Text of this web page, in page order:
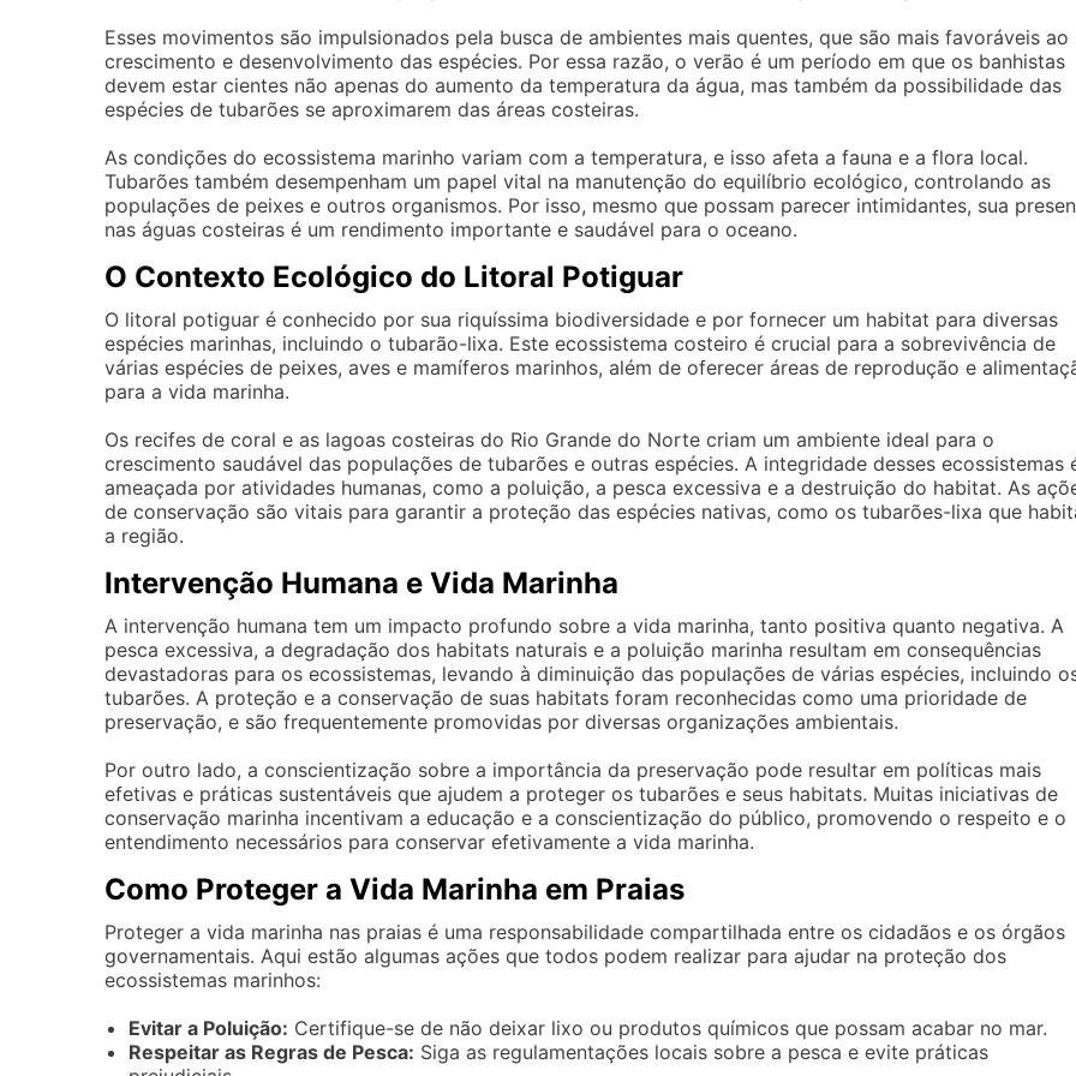
Esses movimentos são impulsionados pela busca de ambientes mais quentes, que são mais favoráveis ao
crescimento e desenvolvimento das espécies. Por essa razão, o verão é um período em que os banhistas
devem estar cientes não apenas do aumento da temperatura da água, mas também da possibilidade das
espécies de tubarões se aproximarem das áreas costeiras.
As condições do ecossistema marinho variam com a temperatura, e isso afeta a fauna e a flora local.
Tubarões também desempenham um papel vital na manutenção do equilíbrio ecológico, controlando as
populações de peixes e outros organismos. Por isso, mesmo que possam parecer intimidantes, sua
nas águas costeiras é um rendimento importante e saudável para o oceano.
O Contexto Ecológico do Litoral Potiguar
O litoral potiguar é conhecido por sua riquíssima biodiversidade e por fornecer um habitat para diversas
espécies marinhas, incluindo o tubarão-lixa. Este ecossistema costeiro é crucial para a sobrevivência de
várias espécies de peixes, aves e mamíferos marinhos, além de oferecer áreas de reprodução e
para a vida marinha.
Os recifes de coral e as lagoas costeiras do Rio Grande do Norte criam um ambiente ideal para o
crescimento saudável das populações de tubarões e outras espécies. A integridade desses ecossistemas
ameaçada por atividades humanas, como a poluição, a pesca excessiva e a destruição do habitat. As
de conservação são vitais para garantir a proteção das espécies nativas, como os tubarões-lixa que
a região.
Intervenção Humana e Vida Marinha
A intervenção humana tem um impacto profundo sobre a vida marinha, tanto positiva quanto negativa. A
pesca excessiva, a degradação dos habitats naturais e a poluição marinha resultam em consequências
devastadoras para os ecossistemas, levando à diminuição das populações de várias espécies, incluindo
tubarões. A proteção e a conservação de suas habitats foram reconhecidas como uma prioridade de
preservação, e são frequentemente promovidas por diversas organizações ambientais.
Por outro lado, a conscientização sobre a importância da preservação pode resultar em políticas mais
efetivas e práticas sustentáveis que ajudem a proteger os tubarões e seus habitats. Muitas iniciativas de
conservação marinha incentivam a educação e a conscientização do público, promovendo o respeito e o
entendimento necessários para conservar efetivamente a vida marinha.
Como Proteger a Vida Marinha em Praias
Proteger a vida marinha nas praias é uma responsabilidade compartilhada entre os cidadãos e os órgãos
governamentais. Aqui estão algumas ações que todos podem realizar para ajudar na proteção dos
ecossistemas marinhos:
Evitar a Poluição: Certifique-se de não deixar lixo ou produtos químicos que possam acabar no mar.
Respeitar as Regras de Pesca: Siga as regulamentações locais sobre a pesca e evite práticas